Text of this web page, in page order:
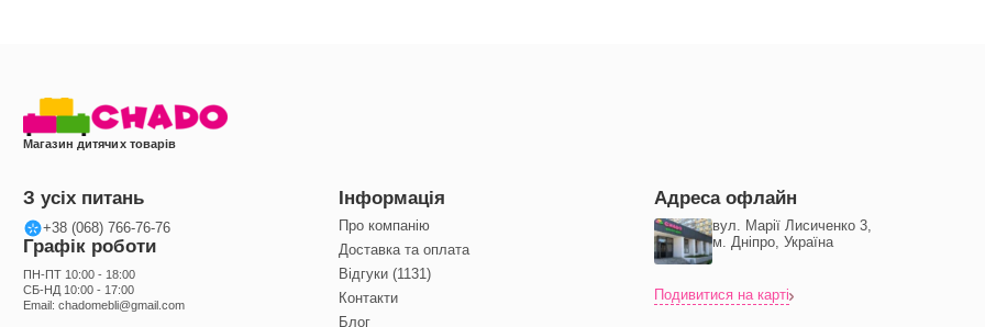
Магазин дитячих товарів
З усіх питань
+38 (068) 766-76-76
Графік роботи
ПН-ПТ 10:00 - 18:00
СБ-НД 10:00 - 17:00
Email: chadomebli@gmail.com
Інформація
Про компанію
Доставка та оплата
Відгуки (1131)
Контакти
Блог
Адреса офлайн
вул. Марії Лисиченко 3,
м. Дніпро, Україна
Подивитися на карті